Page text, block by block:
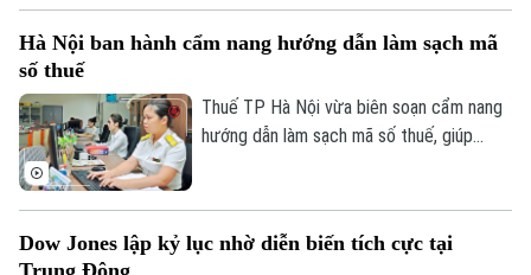
cho là các yếu tố làm thay đổi tâm lý của
Hà Nội ban hành cẩm nang hướng dẫn làm sạch mã
số thuế
Thuế TP Hà Nội vừa biên soạn cẩm nang
hướng dẫn làm sạch mã số thuế, giúp
trong quá trình thực hiện nghĩa vụ thuế.
Dow Jones lập kỷ lục nhờ diễn biến tích cực tại
Trung Đông